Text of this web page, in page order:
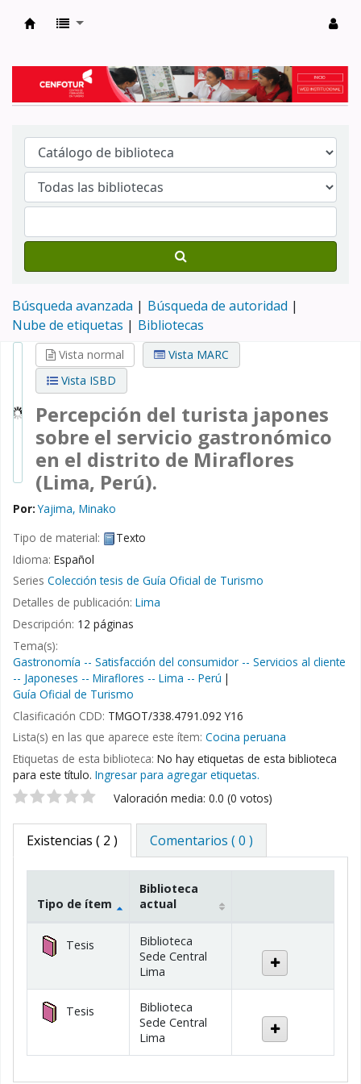
Búsqueda avanzada
Búsqueda de autoridad
Nube de etiquetas
Bibliotecas
Vista normal
Vista MARC
Vista ISBD
Percepción del turista japones
sobre el servicio gastronómico
en el distrito de Miraflores
(Lima, Perú).
Por: Yajima, Minako
Tipo de material:
Texto
Idioma: Español
Series Colección tesis de Guía Oficial de Turismo
Detalles de publicación: Lima
Descripción: 12 páginas
Tema(s):
Gastronomía -- Satisfacción del consumidor -- Servicios al cliente
-- Japoneses -- Miraflores -- Lima -- Perú
Guía Oficial de Turismo
Clasificación CDD: TMGOT/338.4791.092 Y16
Lista(s) en las que aparece este ítem: Cocina peruana
Etiquetas de esta biblioteca: No hay etiquetas de esta biblioteca
para este título. Ingresar para agregar etiquetas.
Valoración Valoración media: 0.0 (0 votos)
Existencias ( 2 ) Comentarios ( 0 )
Tipo de ítem
Biblioteca
actual
Tesis
Biblioteca
Sede Central
Lima
Tesis
Biblioteca
Sede Central
Lima